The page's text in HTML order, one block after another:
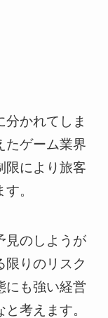
分かれてしま
たゲーム業界
限により旅客
。
見のしようが
限りのリスク
にも強い経営
考えます。